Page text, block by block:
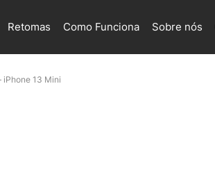
Retomas Como Funciona Sobre nós
iPhone 13 Mini